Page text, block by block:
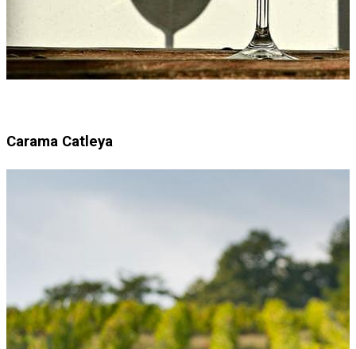
Carama Catleya